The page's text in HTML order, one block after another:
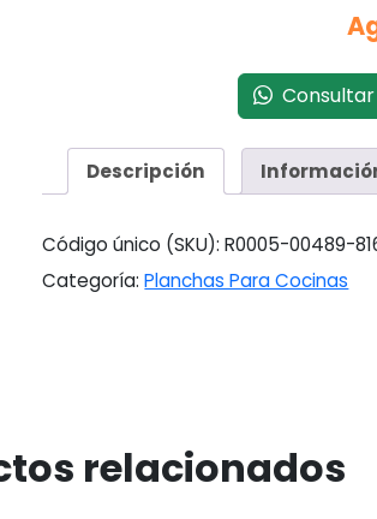
Consultar
Descripción
Código único (SKU):R0005-00489-
Categoría:Planchas Para Cocinas
relacionados